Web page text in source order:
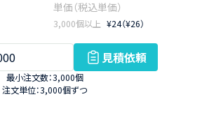
3,000個以上 ¥24（¥26）
見積依頼
最小注文数：3,000個
注文単位：3,000個ずつ